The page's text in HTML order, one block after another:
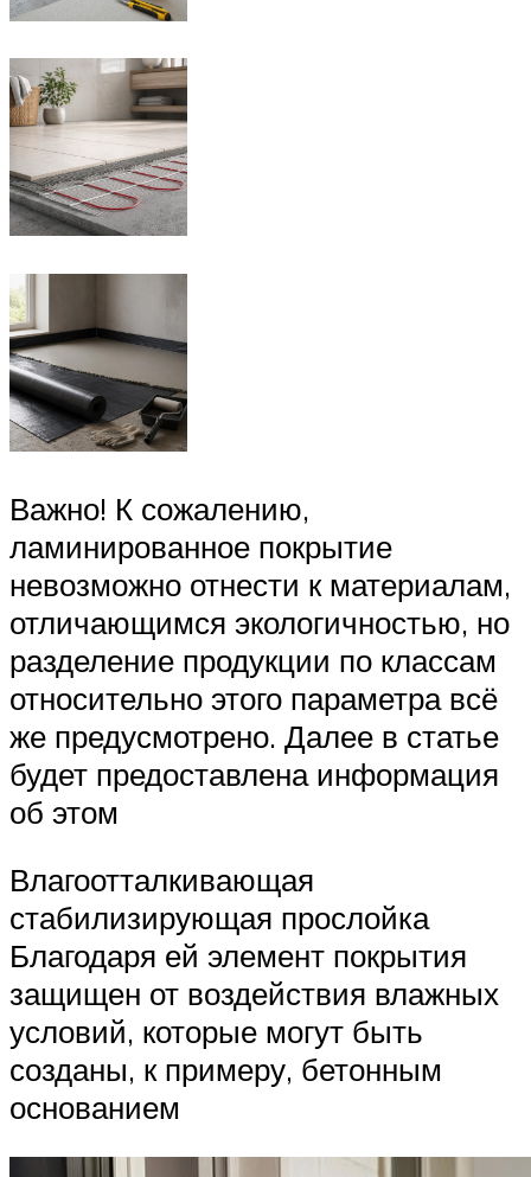
Важно! К сожалению,
ламинированное покрытие
невозможно отнести к материалам,
отличающимся экологичностью, но
разделение продукции по классам
относительно этого параметра всё
же предусмотрено. Далее в статье
будет предоставлена информация
об этом
Влагоотталкивающая
стабилизирующая прослойка
Благодаря ей элемент покрытия
защищен от воздействия влажных
условий, которые могут быть
созданы, к примеру, бетонным
основанием